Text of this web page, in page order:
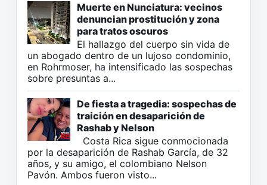
Muerte en Nunciatura: vecinos
denuncian prostitución y zona
para tratos oscuros
El hallazgo del cuerpo sin vida de
un abogado dentro de un lujoso condominio,
en Rohrmoser, ha intensificado las sospechas
sobre presuntas a...
De fiesta a tragedia: sospechas de
traición en desaparición de
Rashab y Nelson
Costa Rica sigue conmocionada
por la desaparición de Rashab García, de 32
años, y su amigo, el colombiano Nelson
Pavón. Ambos fueron visto...